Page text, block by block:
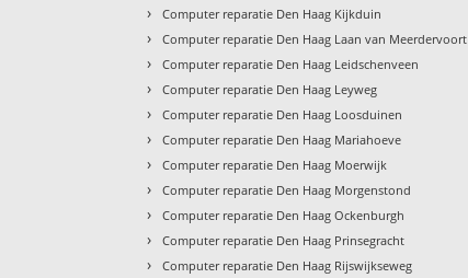
› Computer reparatie Den Haag Kijkduin
› Computer reparatie Den Haag Laan van Meerdervoort
› Computer reparatie Den Haag Leidschenveen
› Computer reparatie Den Haag Leyweg
› Computer reparatie Den Haag Loosduinen
› Computer reparatie Den Haag Mariahoeve
› Computer reparatie Den Haag Moerwijk
› Computer reparatie Den Haag Morgenstond
› Computer reparatie Den Haag Ockenburgh
› Computer reparatie Den Haag Prinsegracht
› Computer reparatie Den Haag Rijswijkseweg